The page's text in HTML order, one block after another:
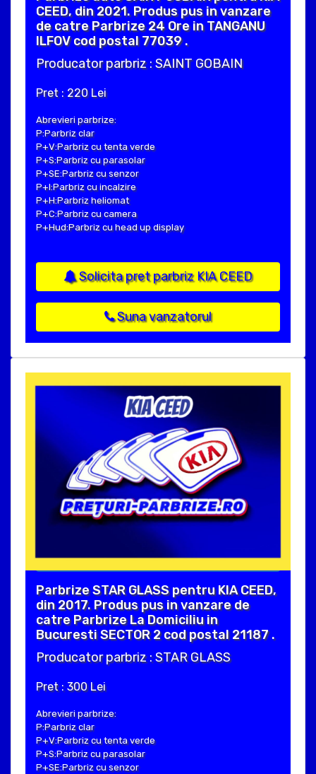
CEED, din 2021. Produs pus in vanzare
de catre Parbrize 24 Ore in TANGANU
ILFOV cod postal 77039 .
Producator parbriz : SAINT GOBAIN
Pret : 220 Lei
Abrevieri parbrize:
P:Parbriz clar
P+V:Parbriz cu tenta verde
P+S:Parbriz cu parasolar
P+SE:Parbriz cu senzor
P+I:Parbriz cu incalzire
P+H:Parbriz heliomat
P+C:Parbriz cu camera
P+Hud:Parbriz cu head up display
Solicita pret parbriz KIA CEED
Suna vanzatorul
Parbrize STAR GLASS pentru KIA CEED,
din 2017. Produs pus in vanzare de
catre Parbrize La Domiciliu in
Bucuresti SECTOR 2 cod postal 21187 .
Producator parbriz : STAR GLASS
Pret : 300 Lei
Abrevieri parbrize:
P:Parbriz clar
P+V:Parbriz cu tenta verde
P+S:Parbriz cu parasolar
P+SE:Parbriz cu senzor